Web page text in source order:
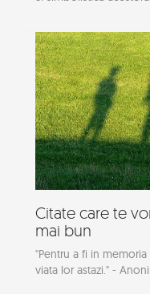
Citate care te
mai bun
"Pentru a fi in
viata lor astazi." -